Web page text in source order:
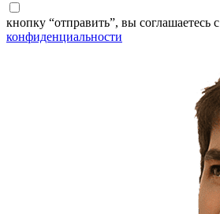
кнопку “отправить”, вы соглашаетесь с
конфиденциальности